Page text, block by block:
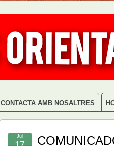
CONTACTA AMB NOSALTRES
Jul